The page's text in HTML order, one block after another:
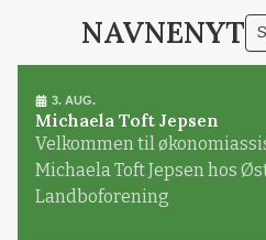
NAVNENYT
3. AUG.
Michaela Toft Jepsen
Velkommen til
Michaela Toft Jepsen hos
Landboforening